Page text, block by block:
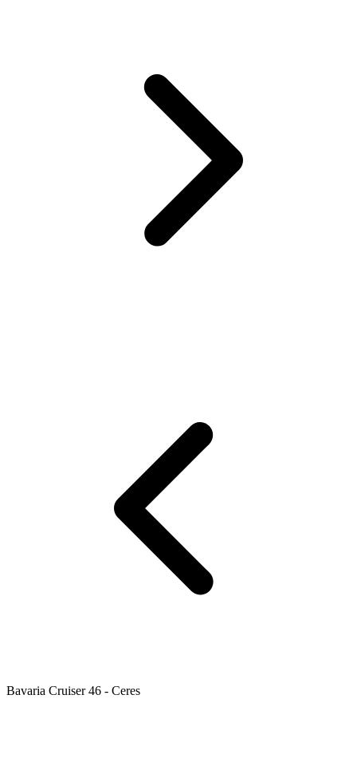
Bavaria Cruiser 46 - Ceres